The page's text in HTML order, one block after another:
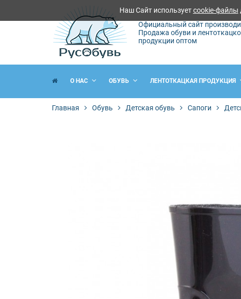
Официальный сайт
Продажа обуви и
продукции оптом
О НАС ОБУВЬ ЛЕНТОТКАЦКАЯ ПРОДУКЦИЯ
Главная Обувь Детская обувь Сапоги
Наш Сайт используетcookie-файлы